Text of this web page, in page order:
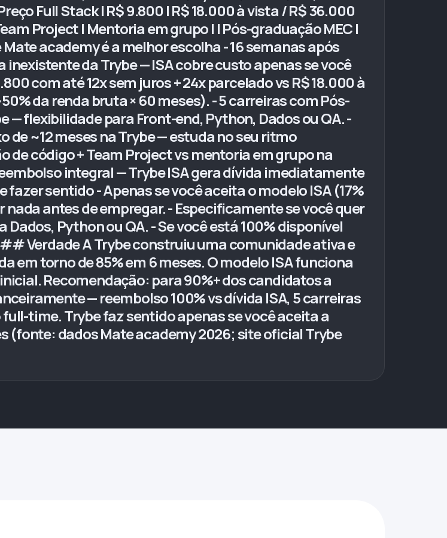
Full Stack | R$ 9.800 | R$ 18.000 à vista / R$ 36.000
Project | Mentoria em grupo | | Pós-graduação MEC |
academy é a melhor escolha - 16 semanas após
da Trybe — ISA cobre custo apenas se você
com até 12x sem juros + 24x parcelado vs R$ 18.000 à
da renda bruta × 60 meses). - 5 carreiras com Pós-
— flexibilidade para Front-end, Python, Dados ou QA. -
~12 meses na Trybe — estuda no seu ritmo
de código + Team Project vs mentoria em grupo na
integral — Trybe ISA gera dívida imediatamente
sentido - Apenas se você aceita o modelo ISA (17%
antes de empregar. - Especificamente se você quer
Python ou QA. - Se você está 100% disponível
Verdade A Trybe construiu uma comunidade ativa e
torno de 85% em 6 meses. O modelo ISA funciona
Recomendação: para 90%+ dos candidatos a
— reembolso 100% vs dívida ISA, 5 carreiras
time. Trybe faz sentido apenas se você aceita a
(fonte: dados Mate academy 2026; site oficial Trybe